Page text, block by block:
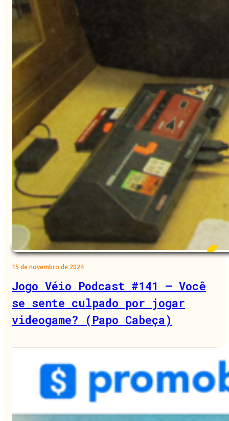
15 de novembro de 2024
Jogo Véio Podcast #141 – Você
se sente culpado por jogar
videogame? (Papo Cabeça)